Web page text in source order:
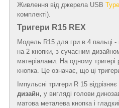
Живлення від джерела USB Type
комплекті).
Тригери R15 REX
Модель R15 для гри в 4 пальці -
на 2 кнопки, з сучасним
матеріалами. На одному
кнопка. Це означає, що ці
Імпульсні тригери R 15
дизайн, у вигляді голови
матова металева кнопка і